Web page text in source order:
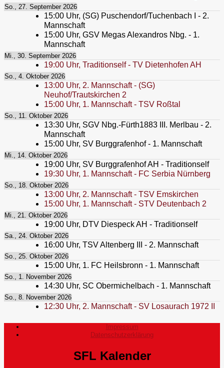
So., 27. September 2026
15:00 Uhr, (SG) Puschendorf/Tuchenbach I - 2.
Mannschaft
15:00 Uhr, GSV Megas Alexandros Nbg. - 1.
Mannschaft
Mi., 30. September 2026
19:00 Uhr, Traditionself - TV Dietenhofen AH
So., 4. Oktober 2026
13:00 Uhr, 2. Mannschaft - (SG)
Neuhof/Trautskirchen 2
15:00 Uhr, 1. Mannschaft - TSV Roßtal
So., 11. Oktober 2026
13:30 Uhr, SGV Nbg.-Fürth1883 III. Merlbau - 2.
Mannschaft
15:00 Uhr, SV Burggrafenhof - 1. Mannschaft
Mi., 14. Oktober 2026
19:00 Uhr, SV Burggrafenhof AH - Traditionself
19:30 Uhr, 1. Mannschaft - FC Serbia Nürnberg
So., 18. Oktober 2026
13:00 Uhr, 2. Mannschaft - TSV Emskirchen
15:00 Uhr, 1. Mannschaft - STV Deutenbach 2
Mi., 21. Oktober 2026
19:00 Uhr, DTV Diespeck AH - Traditionself
Sa., 24. Oktober 2026
16:00 Uhr, TSV Altenberg III - 2. Mannschaft
So., 25. Oktober 2026
15:00 Uhr, 1. FC Heilsbronn - 1. Mannschaft
So., 1. November 2026
14:30 Uhr, SC Obermichelbach - 1. Mannschaft
So., 8. November 2026
12:30 Uhr, 2. Mannschaft - SV Losaurach 1972 II
Impressum
Datenschutzerklärung
SFL Kalender